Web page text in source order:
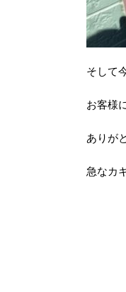
そして
お客様
ありが
急なカ